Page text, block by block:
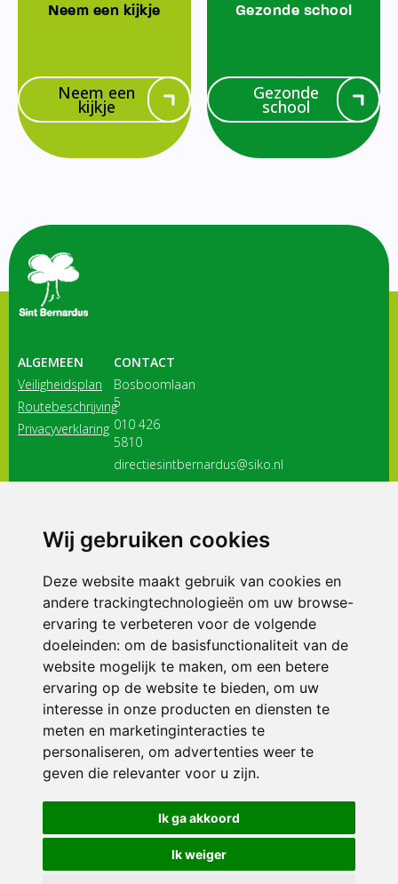
Wij gebruiken cookies
Deze website maakt gebruik van cookies en
andere trackingtechnologieën om uw browse-
ervaring te verbeteren voor de volgende
doeleinden: om de basisfunctionaliteit van de
website mogelijk te maken, om een betere
ervaring op de website te bieden, om uw
interesse in onze producten en diensten te
meten en marketinginteracties te
personaliseren, om advertenties weer te
geven die relevanter voor u zijn.
Ik ga akkoord
Ik weiger
Neem een kijkje
Neem een
kijkje
Gezonde school
Gezonde
school
ALGEMEEN
Veiligheidsplan
Routebeschrijving
Privacyverklaring
CONTACT
Bosboomlaan
5
010 426
5810
directiesintbernardus@siko.nl
3116 JB
ONDERDEEL VAN
© 2026 Sint Bernardus | Alle rechten voorbehouden
Privacy policy|Disclaimer| Klachtenregeling|RSIN en Anbi
voorkeuren
Crealisatie The MindOffice